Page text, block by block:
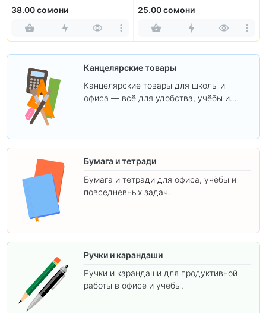
38.00 сомони 25.00 сомони
Канцелярские товары
Канцелярские товары для школы и
офиса — всё для удобства, учёбы и
Бумага и тетради
Бумага и тетради для офиса, учёбы и
повседневных задач.
Ручки и карандаши
Ручки и карандаши для продуктивной
работы в офисе и учёбы.